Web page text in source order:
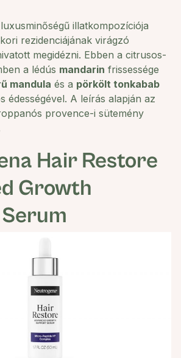
illatkompozíciója
rezidenciájának virágzó
megidézni. Ebben a citrusos-
a lédús mandarin frissessége
mandula és a pörkölt tonkabab
édességével. A leírás alapján az
provence-i sütemény
Hair Restore
Growth